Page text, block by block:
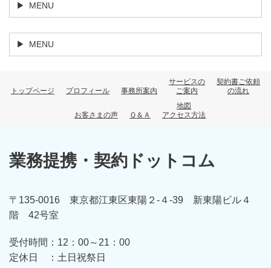
MENU
MENU
トップページ プロフィール 事務所案内
サービスの
ご案内
契約書ご依頼
の流れ
お客さまの声 Ｑ＆Ａ
地図
アクセス方法
業務提携・契約ドットコム
〒135-0016 東京都江東区東陽２-４-39 新東陽ビル４
階 42号室
受付時間：12 ：00～21：00
定休日 ： 土日祝祭日